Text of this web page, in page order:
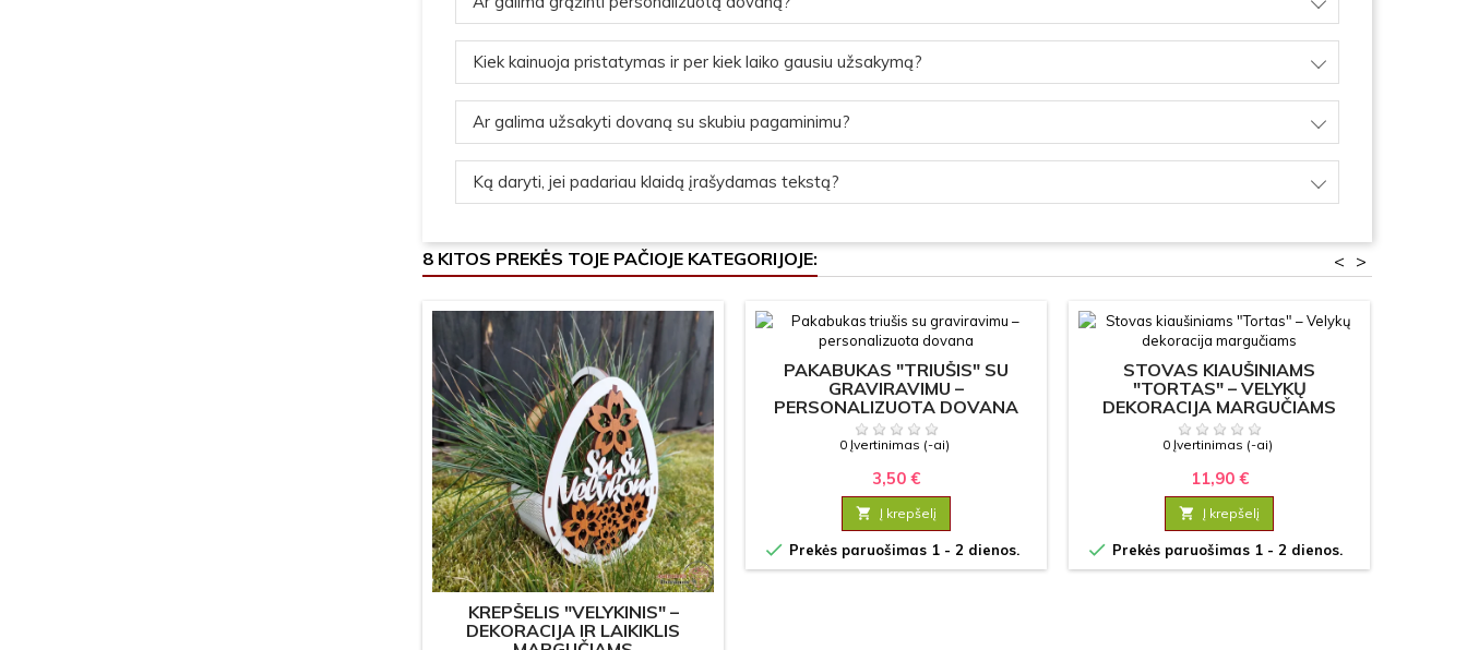
Kiek kainuoja pristatymas ir per kiek laiko gausiu užsakymą?
Ar galima užsakyti dovaną su skubiu pagaminimu?
Ką daryti, jei padariau klaidą įrašydamas tekstą?
8 KITOS PREKĖS TOJE PAČIOJE KATEGORIJOJE: >
<
KREPŠELIS "VELYKINIS" –
DEKORACIJA IR LAIKIKLIS
PAKABUKAS "TRIUŠIS" SU
GRAVIRAVIMU –
PERSONALIZUOTA DOVANA
0 Įvertinimas (-ai)
3,50 €
 Į krepšelį
 Prekės paruošimas 1 - 2 dienos.
STOVAS KIAUŠINIAMS
"TORTAS" – VELYKŲ
DEKORACIJA MARGUČIAMS
0 Įvertinimas (-ai)
11,90 €
 Į krepšelį
 Prekės paruošimas 1 - 2 dienos.